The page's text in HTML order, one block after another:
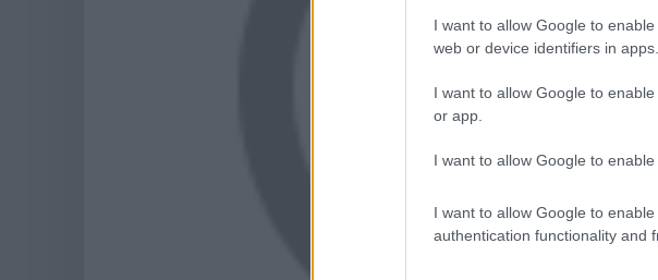
I want to allow Google to
web or device identifiers in apps.
I want to allow Google to
or app.
I want to allow Google to
I want to allow Google to
authentication functionality and